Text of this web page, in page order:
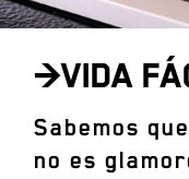
>VIDA
Sabemos
no es